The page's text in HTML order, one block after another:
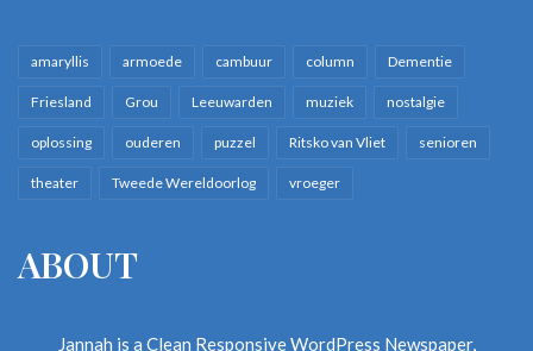
amaryllis armoede cambuur column Dementie
Friesland Grou Leeuwarden muziek nostalgie
oplossing ouderen puzzel Ritsko van Vliet senioren
theater Tweede Wereldoorlog vroeger
ABOUT
Jannah is a Clean Responsive WordPress Newspaper,